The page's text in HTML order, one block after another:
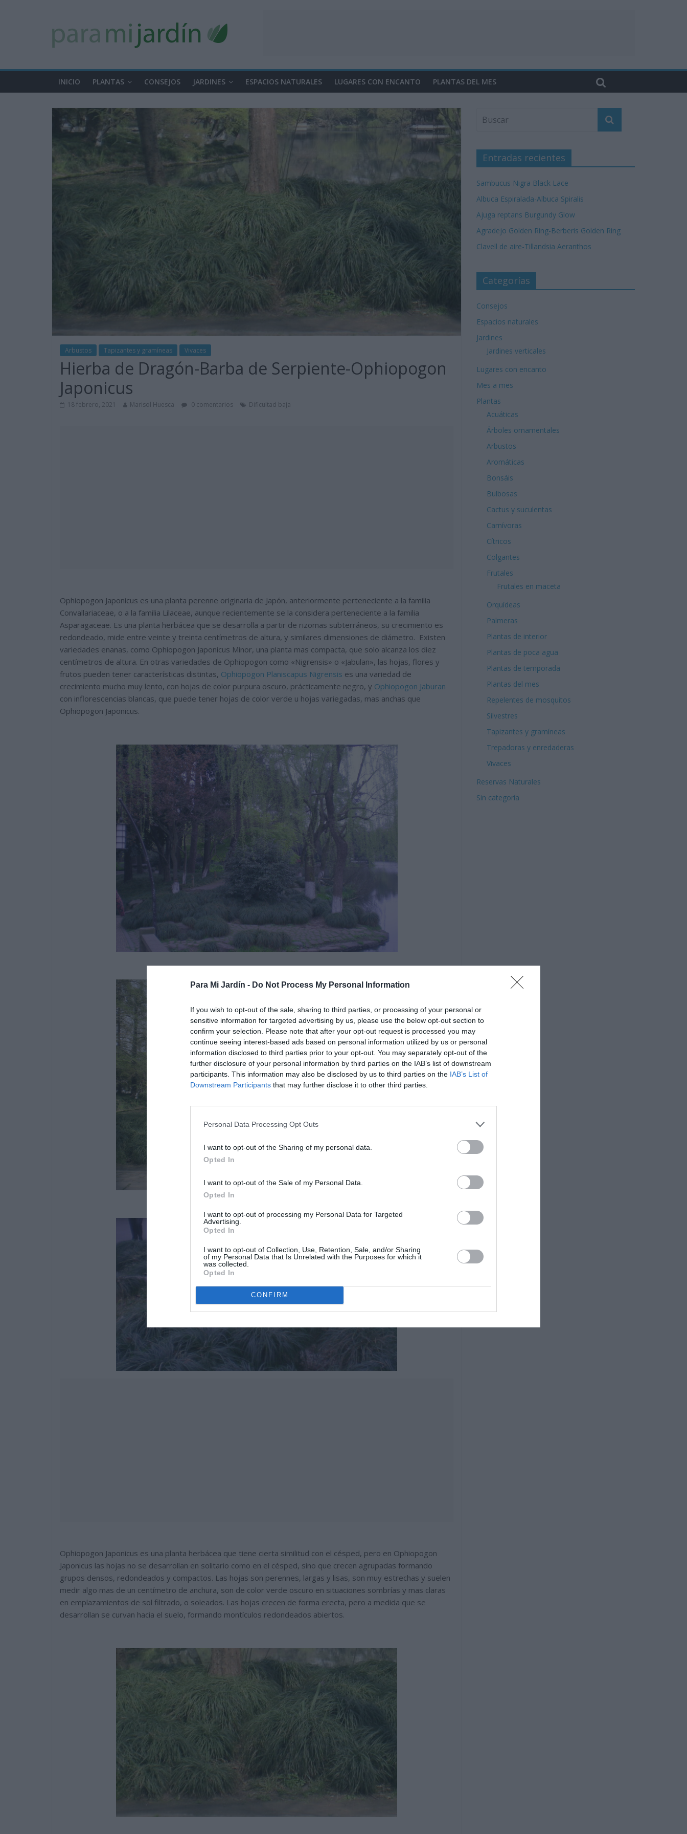
Para Mi Jardín - Do Not Process My Personal Information
If you wish to opt-out of the sale, sharing to third parties, or processing of your personal or
sensitive information for targeted advertising by us, please use the below opt-out section to
confirm your selection. Please note that after your opt-out request is processed you may
continue seeing interest-based ads based on personal information utilized by us or personal
information disclosed to third parties prior to your opt-out. You may separately opt-out of the
further disclosure of your personal information by third parties on the IAB’s list of downstream
participants. This information may also be disclosed by us to third parties on the IAB’s List of
Downstream Participants that may further disclose it to other third parties.
Personal Data Processing Opt Outs
I want to opt-out of the Sharing of my personal data.
Opted In
I want to opt-out of the Sale of my Personal Data.
Opted In
I want to opt-out of processing my Personal Data for Targeted
Advertising.
Opted In
I want to opt-out of Collection, Use, Retention, Sale, and/or Sharing
of my Personal Data that Is Unrelated with the Purposes for which it
was collected.
Opted In
CONFIRM
INICIO PLANTAS CONSEJOS JARDINES ESPACIOS NATURALES LUGARES CON ENCANTO PLANTAS DEL MES
Arbustos Tapizantes y gramíneas Vivaces
Hierba de Dragón-Barba de Serpiente-Ophiopogon
Japonicus
18 febrero, 2021 Marisol Huesca 0 comentarios Dificultad baja
Ophiopogon Japonicus es una planta perenne originaria de Japón, anteriormente perteneciente a la familia
Convallariaceae, o a la familia Lilaceae, aunque recientemente se la considera perteneciente a la familia
Asparagaceae. Es una planta herbácea que se desarrolla a partir de rizomas subterráneos, su crecimiento es
redondeado, mide entre veinte y treinta centímetros de altura, y similares dimensiones de diámetro. Existen
variedades enanas, como Ophiopogon Japonicus Minor, una planta mas compacta, que solo alcanza los diez
centímetros de altura. En otras variedades de Ophiopogon como «Nigrensis» o «Jabulan», las hojas, flores y
frutos pueden tener características distintas, Ophiopogon Planiscapus Nigrensis es una variedad de
crecimiento mucho muy lento, con hojas de color purpura oscuro, prácticamente negro, y Ophiopogon Jaburan
con inflorescencias blancas, que puede tener hojas de color verde u hojas variegadas, mas anchas que
Ophiopogon Japonicus.
Ophiopogon Japonicus es una planta herbácea que tiene cierta similitud con el césped, pero en Ophiopogon
Japonicus las hojas no se desarrollan en solitario como en el césped, sino que crecen agrupadas formando
grupos densos, redondeados y compactos. Las hojas son perennes, largas y lisas, son muy estrechas y suelen
medir algo mas de un centímetro de anchura, son de color verde oscuro en situaciones sombrías y mas claras
en emplazamientos de sol filtrado, o soleados. Las hojas crecen de forma erecta, pero a medida que se
desarrollan se curvan hacia el suelo, formando montículos redondeados abiertos.
Entradas recientes
Sambucus Nigra Black Lace
Albuca Espiralada-Albuca Spiralis
Ajuga reptans Burgundy Glow
Agradejo Golden Ring-Berberis Golden Ring
Clavell de aire-Tillandsia Aeranthos
Categorías
Consejos
Espacios naturales
Jardines
Jardines verticales
Lugares con encanto
Mes a mes
Plantas
Acuáticas
Árboles ornamentales
Arbustos
Aromáticas
Bonsáis
Bulbosas
Cactus y suculentas
Carnívoras
Cítricos
Colgantes
Frutales
Frutales en maceta
Orquídeas
Palmeras
Plantas de interior
Plantas de poca agua
Plantas de temporada
Plantas del mes
Repelentes de mosquitos
Silvestres
Tapizantes y gramíneas
Trepadoras y enredaderas
Vivaces
Reservas Naturales
Sin categoría